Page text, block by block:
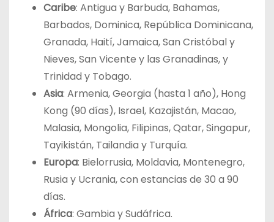
Caribe: Antigua y Barbuda, Bahamas,
Barbados, Dominica, República Dominicana,
Granada, Haití, Jamaica, San Cristóbal y
Nieves, San Vicente y las Granadinas, y
Trinidad y Tobago.
Asia: Armenia, Georgia (hasta 1 año), Hong
Kong (90 días), Israel, Kazajistán, Macao,
Malasia, Mongolia, Filipinas, Qatar, Singapur,
Tayikistán, Tailandia y Turquía.
Europa: Bielorrusia, Moldavia, Montenegro,
Rusia y Ucrania, con estancias de 30 a 90
días.
África: Gambia y Sudáfrica.